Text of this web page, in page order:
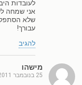
לעובדות
אני שמחה
שלא
עבורך!
להגיב
מישהו
25 בנובמבר 2011